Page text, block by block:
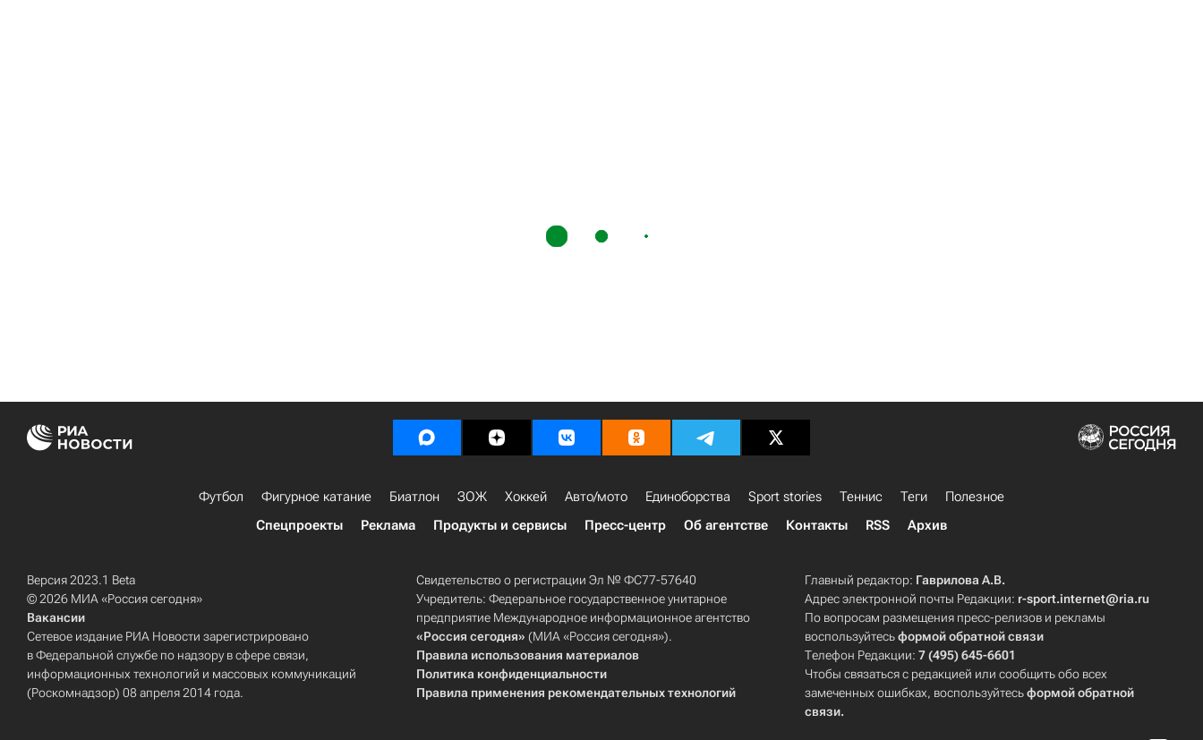
Футбол Фигурное катание Биатлон ЗОЖ Хоккей Авто/мото Единоборства Sport stories Теннис Теги
Полезное
Спецпроекты
Реклама Продукты и сервисы Пресс-центр Об агентстве Контакты RSS Архив
Версия 2023.1 Beta
© 2026 МИА «Россия сегодня»
Вакансии
Сетевое издание РИА Новости зарегистрировано
в Федеральной службе по надзору в сфере связи,
информационных технологий и массовых коммуникаций
(Роскомнадзор) 08 апреля 2014 года.
Свидетельство о регистрации Эл № ФС77-57640
Учредитель: Федеральное государственное унитарное
предприятие Международное информационное агентство
«Россия сегодня» (МИА «Россия сегодня»).
Правила использования материалов
Политика конфиденциальности
Правила применения рекомендательных технологий
Главный редактор: Гаврилова А.В.
Адрес электронной почты Редакции: r-sport.internet@ria.ru
По вопросам размещения пресс-релизов и рекламы
воспользуйтесьформой обратной связи
Телефон Редакции:7 (495) 645-6601
Чтобы связаться с редакцией или сообщить обо всех
замеченных ошибках, воспользуйтесьформой обратной
связи.